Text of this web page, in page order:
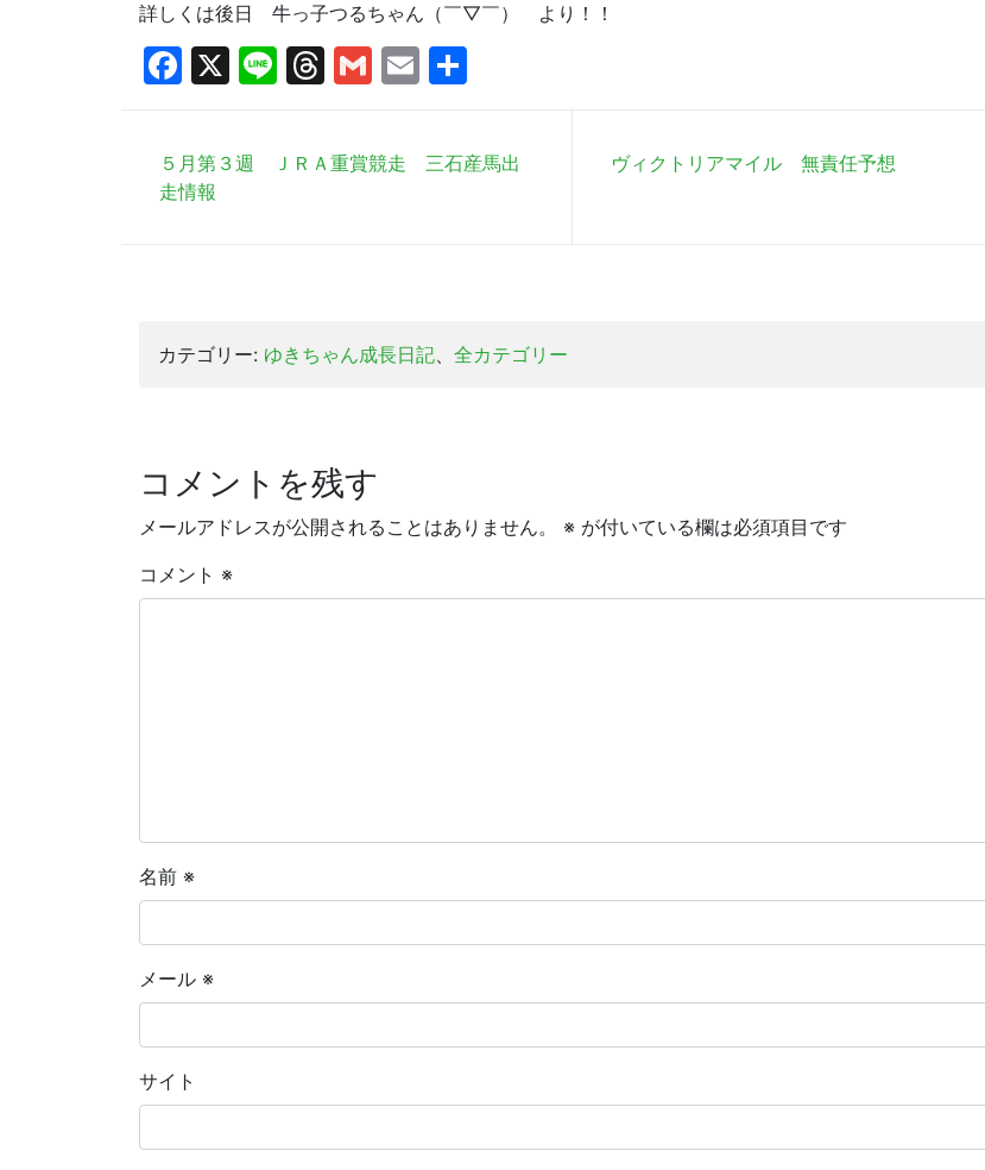
詳しくは後日 牛っ子つるちゃん（￣▽￣） より！！
Facebook
X LineThreads
Gmail
Email
５月第３週 ＪＲＡ重賞競走 三石産馬出
走情報
ヴィクトリアマイル 無責任予想
カテゴリー: ゆきちゃん成長日記、 全カテゴリー
コメントを残す
メールアドレスが公開されることはありません。 ※ が付いている欄は必須項目です
コメント ※
名前 ※
メール ※
サイト